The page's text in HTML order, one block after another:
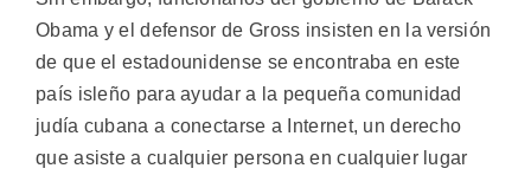
Obama y el defensor de Gross insisten en la versión
de que el estadounidense se encontraba en este
país isleño para ayudar a la pequeña comunidad
judía cubana a conectarse a Internet, un derecho
que asiste a cualquier persona en cualquier lugar